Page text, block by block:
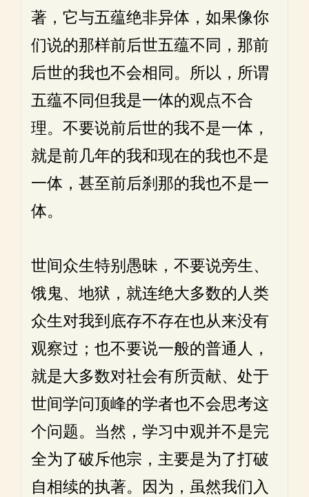
著，它与五蕴绝非异体，如果像你
们说的那样前后世五蕴不同，那前
后世的我也不会相同。所以，所谓
五蕴不同但我是一体的观点不合
理。不要说前后世的我不是一体，
就是前几年的我和现在的我也不是
一体，甚至前后刹那的我也不是一
体。
世间众生特别愚昧，不要说旁生、
饿鬼、地狱，就连绝大多数的人类
众生对我到底存不存在也从来没有
观察过；也不要说一般的普通人，
就是大多数对社会有所贡献、处于
世间学问顶峰的学者也不会思考这
个问题。当然，学习中观并不是完
全为了破斥他宗，主要是为了打破
自相续的执著。因为，虽然我们入